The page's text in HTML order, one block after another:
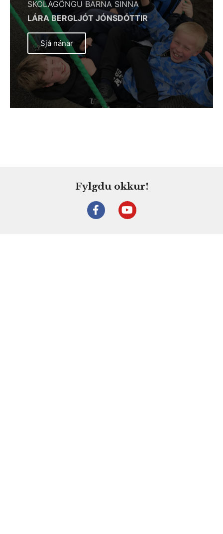
SKÓLAGÖNGU BARNA SINNA
LÁRA BERGLJÓT JÓNSDÓTTIR
Sjá nánar
Fylgdu okkur!